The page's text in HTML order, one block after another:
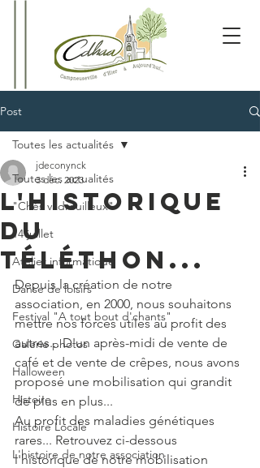
Post
Toutes les actualités
"Chés vadrouilleux"
14 juillet
Atelier informatique
Danse de loisirs
Festival "A tout bout d'chants"
Galerie photos
Halloween
Histoire
Histoire Locale
L'histoire de notre association
Toutes les actualités
L'historique
du
téléthon...
jdeconynck
3 déc. 2023
Depuis la création de notre
association, en 2000, nous souhaitons
mettre nos forces utiles au profit des
autres... D'un après-midi de vente de
café et de vente de crêpes, nous avons
proposé une mobilisation qui grandit
de plus en plus...
Au profit des maladies génétiques
rares... Retrouvez ci-dessous
l'historique de notre mobilisation